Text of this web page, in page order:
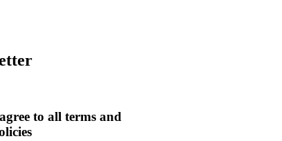
to all terms and